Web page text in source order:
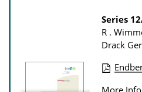
i
o
n
D
Series
R .
Drack
More